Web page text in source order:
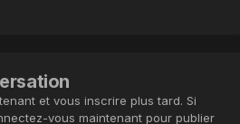
et vous inscrire plus tard. Si
vous maintenant pour publier